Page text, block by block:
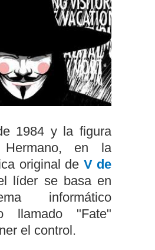
1984 y la figura
en la
original de V de
líder se basa en
informático
llamado "Fate"
el control.